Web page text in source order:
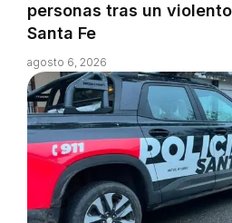
personas tras un
Santa Fe
agosto 6, 2026